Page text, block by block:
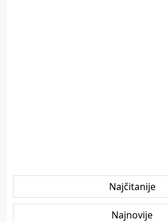
Najčitanije
Najnovije